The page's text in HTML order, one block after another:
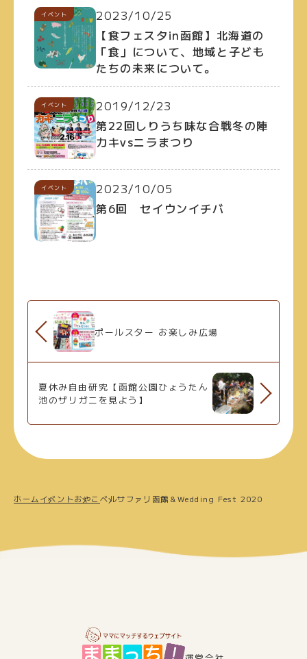
イベント
2023/10/25
【食フェスタin函館】北海道の
「食」について、地域と子ども
たちの未来について。
イベント
2019/12/23
第22回しりうち味な合戦冬の陣
カキvsニラまつり
イベント
2023/10/05
第6回 セイウンイチバ
ポールスター お楽しみ広場
夏休み自由研究【函館公園ひょうたん
池のザリガニを見よう】
ホームイベントおやこベルサファリ函館＆Wedding Fest 2020